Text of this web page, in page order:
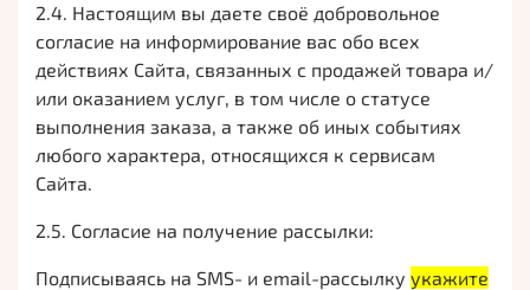
2.4. Настоящим вы даете своё добровольное
согласие на информирование вас обо всех
действиях Сайта, связанных с продажей товара и/
или оказанием услуг, в том числе о статусе
выполнения заказа, а также об иных событиях
любого характера, относящихся к сервисам
Сайта.
2.5. Согласие на получение рассылки:
Подписываясь на SMS- и email-рассылку укажите